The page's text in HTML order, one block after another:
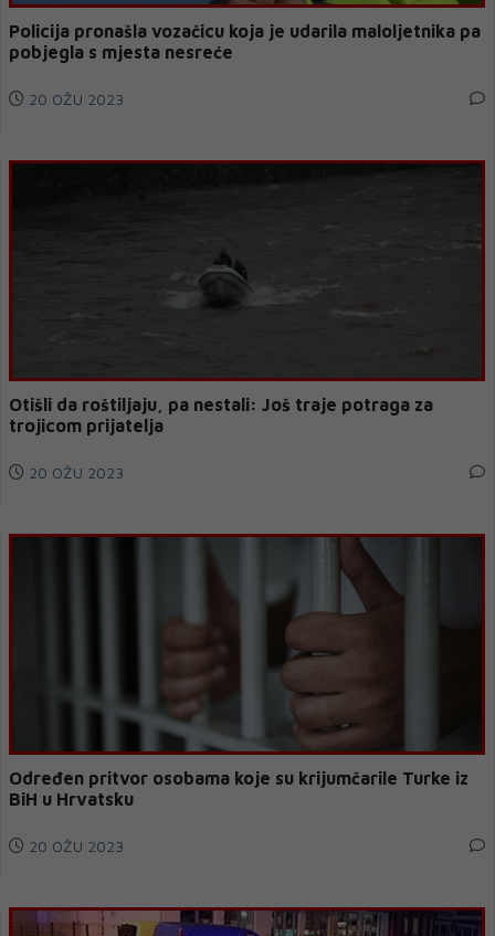
Policija pronašla vozačicu koja je udarila maloljetnika pa
pobjegla s mjesta nesreće
20 OŽU 2023
Otišli da roštiljaju, pa nestali: Još traje potraga za
trojicom prijatelja
20 OŽU 2023
Određen pritvor osobama koje su krijumčarile Turke iz
BiH u Hrvatsku
20 OŽU 2023